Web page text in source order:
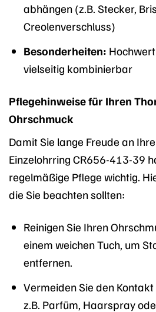
abhängen (z.B. Stecker,
Creolenverschluss)
Besonderheiten:
vielseitig kombinierbar
Pflegehinweise für Ihren
Ohrschmuck
Damit Sie lange Freude an
Einzelohrring CR656-413-39
regelmäßige Pflege wichtig.
die Sie beachten sollten:
Reinigen Sie Ihren
einem weichen Tuch, um
entfernen.
Vermeiden Sie den
z.B. Parfüm, Haarspray